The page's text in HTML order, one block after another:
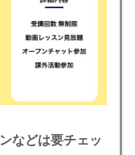
などは要チェッ